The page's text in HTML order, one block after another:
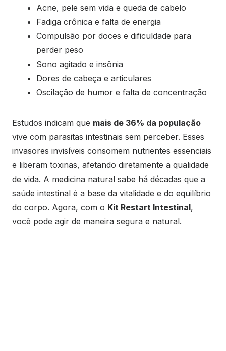
Acne, pele sem vida e queda de cabelo
Fadiga crônica e falta de energia
Compulsão por doces e dificuldade para
perder peso
Sono agitado e insônia
Dores de cabeça e articulares
Oscilação de humor e falta de concentração
Estudos indicam que mais de 36% da população
vive com parasitas intestinais sem perceber. Esses
invasores invisíveis consomem nutrientes essenciais
e liberam toxinas, afetando diretamente a qualidade
de vida. A medicina natural sabe há décadas que a
saúde intestinal é a base da vitalidade e do equilíbrio
do corpo. Agora, com o Kit Restart Intestinal,
você pode agir de maneira segura e natural.